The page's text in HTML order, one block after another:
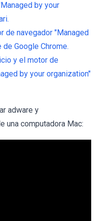
by your
de navegador "Managed
de Google Chrome.
y el motor de
by your organization"
adware y
una computadora Mac: